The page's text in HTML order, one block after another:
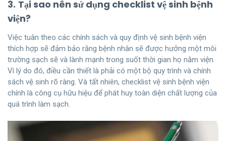
3. Tại sao nên sử dụng checklist vệ sinh bệnh
viện?
Việc tuân theo các chính sách và quy định vệ sinh bệnh viện
thích hợp sẽ đảm bảo rằng bệnh nhân sẽ được hưởng một môi
trường sạch sẽ và lành mạnh trong suốt thời gian họ nằm viện.
Vì lý do đó, điều cần thiết là phải có một bộ quy trình và chính
sách vệ sinh rõ ràng. Và tất nhiên, checklist vệ sinh bệnh viện
chính là công cụ hữu hiệu để phát huy toàn diện chất lượng của
quá trình làm sạch.